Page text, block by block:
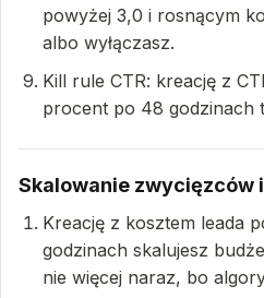
powyżej 3,0 i rosnącym
albo wyłączasz.
Kill rule CTR: kreację z
procent po 48 godzinach
Skalowanie zwycięzców
Kreację z kosztem leada
godzinach skalujesz
nie więcej naraz, bo